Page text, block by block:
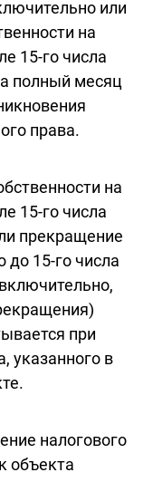
или
на
15-го числа
полный месяц
права.
на
15-го числа
прекращение
до 15-го числа
при
указанного в
налогового
объекта